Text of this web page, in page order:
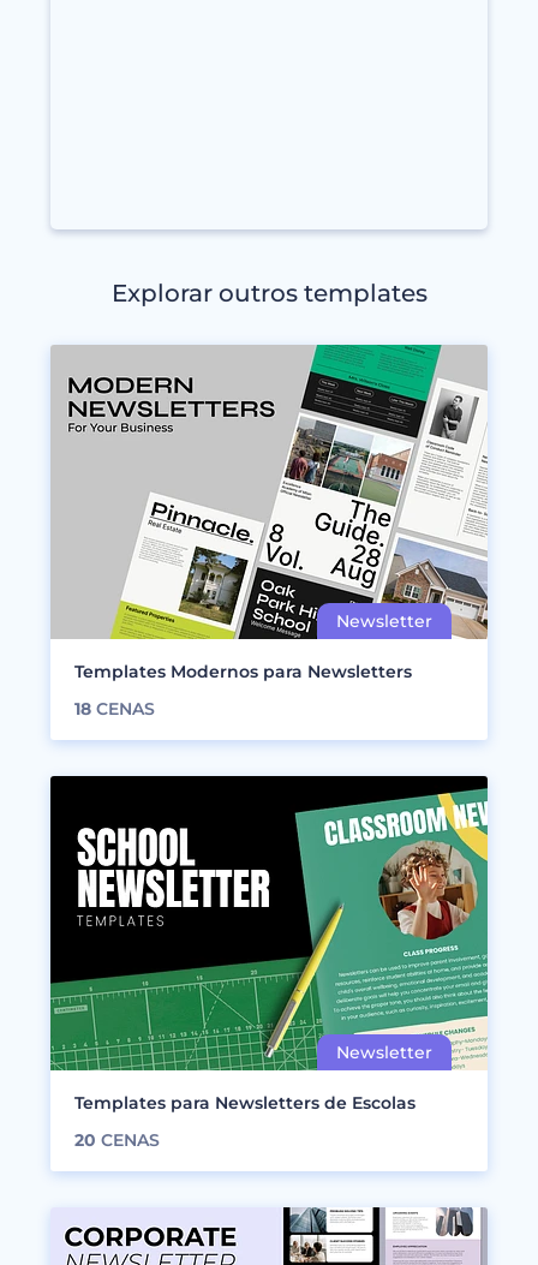
Explorar outros templates
Templates Modernos para Newsletters
18 CENAS
Templates para Newsletters de Escolas
20 CENAS